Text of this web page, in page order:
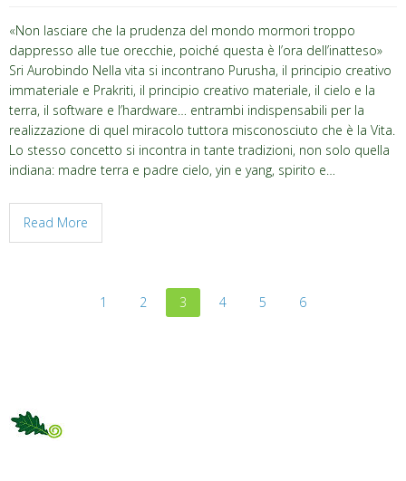
«Non lasciare che la prudenza del mondo mormori troppo
dappresso alle tue orecchie, poiché questa è l’ora dell’inatteso»
Sri Aurobindo Nella vita si incontrano Purusha, il principio creativo
immateriale e Prakriti, il principio creativo materiale, il cielo e la
terra, il software e l’hardware… entrambi indispensabili per la
realizzazione di quel miracolo tuttora misconosciuto che è la Vita.
Lo stesso concetto si incontra in tante tradizioni, non solo quella
indiana: madre terra e padre cielo, yin e yang, spirito e…
Read More
1 2 3 4 5 6